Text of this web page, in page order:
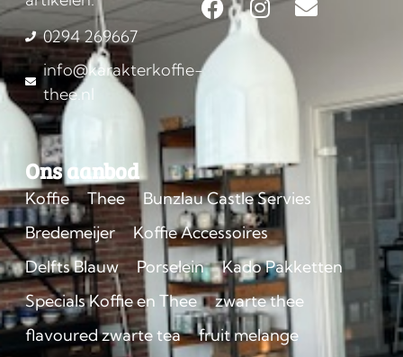
0294 269667
info@karakterkoffie-
thee.nl
Ons aanbod
Koffie Thee
Bunzlau Castle Servies
Bredemeijer
Koffie Accessoires
Delfts Blauw
Porselein
Kado Pakketten
Specials Koffie en Thee
zwarte thee
flavoured zwarte tea
fruit melange